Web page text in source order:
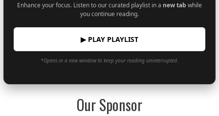
Enhance your focus. Listen to our curated playlist in a new tab while
you continue reading.
▶ PLAY PLAYLIST
*Opens in a new window to keep your reading uninterrupted.
Our Sponsor